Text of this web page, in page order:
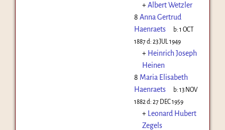
+Albert Wetzler
8 Anna Gertrud
Haenraets
b:1 OCT
1887d: 23 JUL 1949
+ Heinrich Joseph
Heinen
8 Maria Elisabeth
Haenraets
b:13 NOV
1882 d: 27 DEC 1959
+ Leonard Hubert
Zegels